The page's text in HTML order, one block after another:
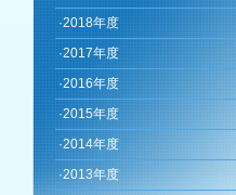
·2018年度
·2017年度
·2016年度
·2015年度
·2014年度
·2013年度